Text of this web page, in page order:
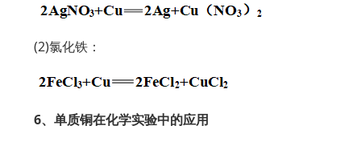
(2)氯化铁：
6、单质铜在化学实验中的应用